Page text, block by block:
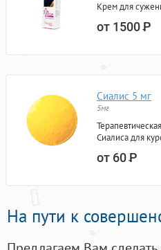
Крем для
от 1500Р
Сиалис 5 мг
5мг
Сиалиса для
от 60Р
На пути к